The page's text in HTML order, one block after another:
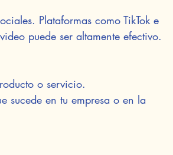
Plataformas como TikTok e
puede ser altamente efectivo.
o servicio.
sucede en tu empresa o en la